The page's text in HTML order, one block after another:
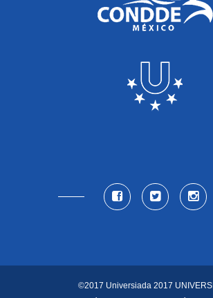
©2017 Universiada 2017